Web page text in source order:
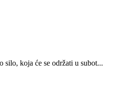
koja će se održati u subot...